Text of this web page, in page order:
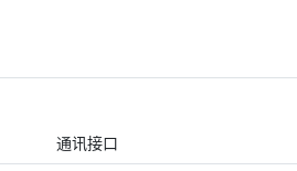
通讯接口